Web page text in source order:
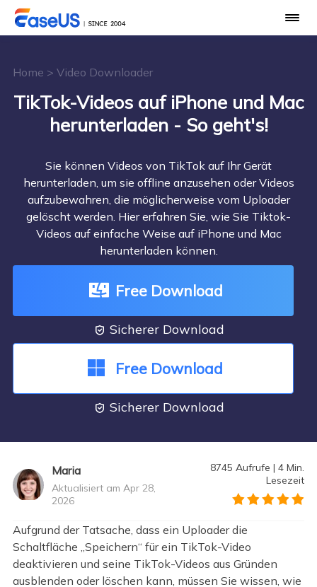
Home > Video Downloader
TikTok-Videos auf iPhone und Mac
herunterladen - So geht's!
Sie können Videos von TikTok auf Ihr Gerät
herunterladen, um sie offline anzusehen oder Videos
aufzubewahren, die möglicherweise vom Uploader
gelöscht werden. Hier erfahren Sie, wie Sie Tiktok-
Videos auf einfache Weise auf iPhone und Mac
herunterladen können.
Free Download
 Sicherer Download
Free Download
 Sicherer Download
Maria
Aktualisiert am Apr 28,
2026
8745 Aufrufe |4 Min.
Lesezeit
Aufgrund der Tatsache, dass ein Uploader die
Schaltfläche „Speichern“ für ein TikTok-Video
deaktivieren und seine TikTok-Videos aus Gründen
ausblenden oder löschen kann, müssen Sie wissen, wie